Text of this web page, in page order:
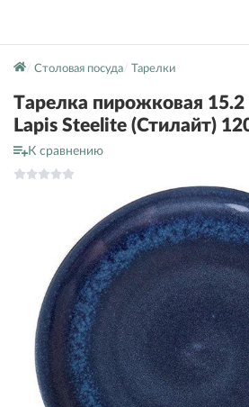
Столовая посуда Тарелки
Тарелка пирожковая 15.2
Lapis Steelite (Стилайт)
К сравнению